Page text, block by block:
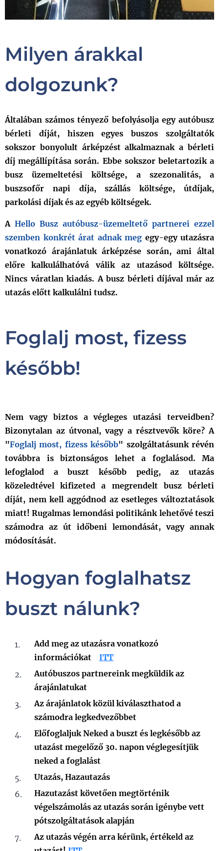
Milyen árakkal
dolgozunk?
Általában számos tényező befolyásolja egy autóbusz
bérleti díját, hiszen egyes buszos szolgáltatók
sokszor bonyolult árképzést alkalmaznak a bérleti
díj megállípítása során. Ebbe sokszor beletartozik a
busz üzemeltetési költsége, a szezonalitás, a
buszsofőr napi díja, szállás költsége, útdíjak,
parkolási díjak és az egyéb költségek.
A Hello Busz autóbusz-üzemeltető partnerei ezzel
szemben konkrét árat adnak meg egy-egy utazásra
vonatkozó árajánlatukárképzése során, ami által
előre kalkulálhatóvá válik az utazásod költsége.
Nincs váratlan kiadás. A busz bérleti díjával már az
utazás előtt kalkulálni tudsz.
Foglalj most, fizess
később!
Nem vagy biztos a végleges utazási terveidben?
Bizonytalan az útvonal, vagy a résztvevők köre? A
"Foglalj most, fizess később" szolgáltatásunk révén
továbbra is biztonságos lehet a foglalásod. Ma
lefoglalod a buszt később pedig, az utazás
közeledtével kifizeted a megrendelt busz bérleti
díját, nem kell aggódnod az esetleges változtatások
miatt! Rugalmas lemondási politikánk lehetővé teszi
számodra az út időbeni lemondását, vagy annak
módosítását.
Hogyan foglalhatsz
buszt nálunk?
Add meg az utazásra vonatkozó
információkat
ITT
Autóbuszos partnereink megküldik az
árajánlatukat
Az árajánlatok közül kiválaszthatod a
számodra legkedvezőbbet
Előfoglaljuk Neked a buszt és legkésőbb az
utazást megelőző 30. napon véglegesítjük
neked a foglalást
Utazás, Hazautazás
Hazutazást követően megtörténik
végelszámolás az utazás során igénybe vett
pótszolgáltatások alapján
Az utazás végén arra kérünk, értékeld az